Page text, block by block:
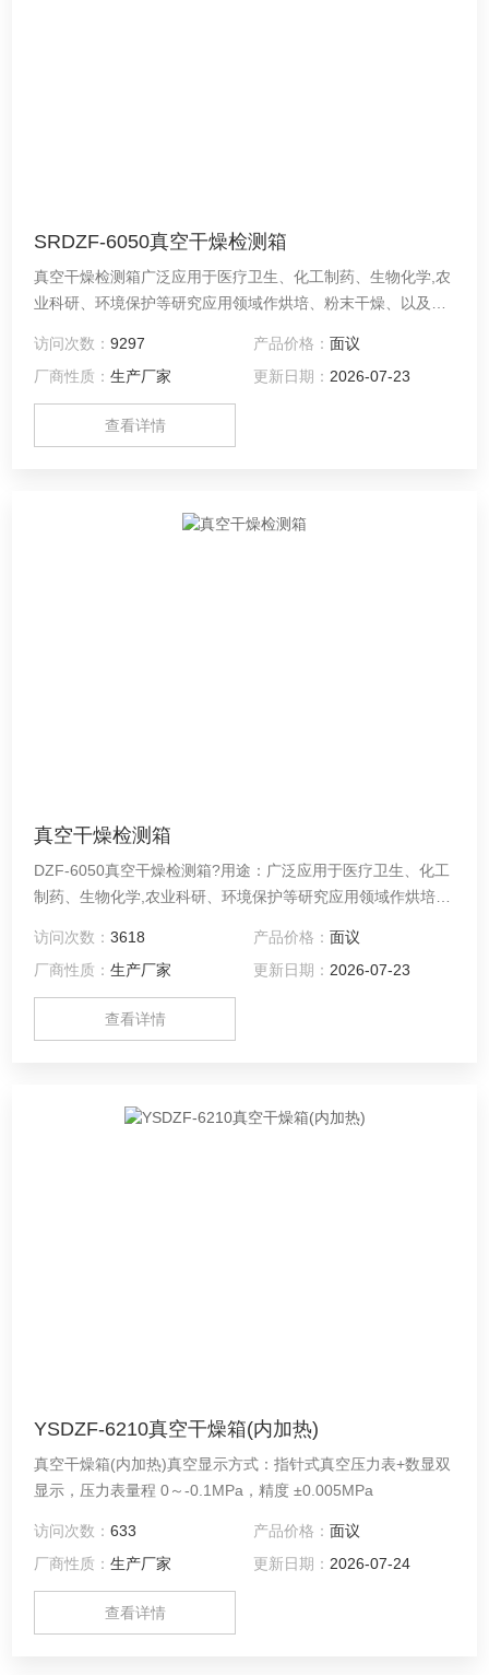
SRDZF-6050真空干燥检测箱
真空干燥检测箱广泛应用于医疗卫生、化工制药、生物化学,农
业科研、环境保护等研究应用领域作烘培、粉末干燥、以及各
干燥热敏性和复杂成分物品进行快速高效的干燥处理。
访问次数：9297 产品价格： 面议
厂商性质：生产厂家 更新日期： 2026-07-23
查看详情
真空干燥检测箱
DZF-6050真空干燥检测箱?用途：广泛应用于医疗卫生、化工
制药、生物化学,农业科研、环境保护等研究应用领域作烘培、
解、易氧化物质、干燥热敏性和复杂成分物品进行快速高效的
干燥处理。
访问次数：3618 产品价格： 面议
厂商性质：生产厂家 更新日期： 2026-07-23
查看详情
YSDZF-6210真空干燥箱(内加热)
真空干燥箱(内加热)真空显示方式：指针式真空压力表+数显双
显示，压力表量程 0～-0.1MPa，精度 ±0.005MPa
访问次数：633 产品价格： 面议
厂商性质：生产厂家 更新日期： 2026-07-24
查看详情